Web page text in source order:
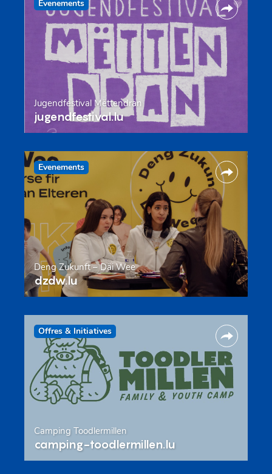
Evenements
Jugendfestival Mëttendran
jugendfestival.lu
Evenements
Deng Zukunft – Däi Wee
dzdw.lu
Offres & Initiatives
Camping Toodlermillen
camping-toodlermillen.lu